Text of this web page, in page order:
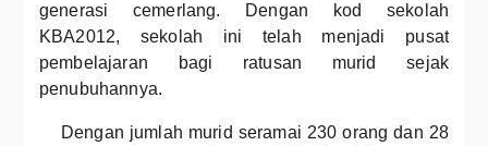
generasi cemerlang. Dengan kod sekolah
KBA2012, sekolah ini telah menjadi pusat
pembelajaran bagi ratusan murid sejak
penubuhannya.
Dengan jumlah murid seramai 230 orang dan 28